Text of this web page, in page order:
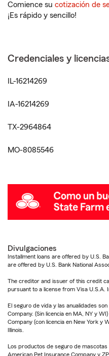
Comience su cotización de
¡Es rápido y sencillo!
Credenciales y
IL-16214269
IA-16214269
TX-2964864
MO-8085546
Divulgaciones
Installment loans are offered by U.S.
are offered by U.S. Bank National
The creditor and issuer of this credit
pursuant to a license from Visa U.S.A.
El seguro de vida y las anualidades
Company. (Sin licencia en MA, NY y
Company (con licencia en New York y
Illinois.
Los productos de seguro de
American Pet Insurance Company y